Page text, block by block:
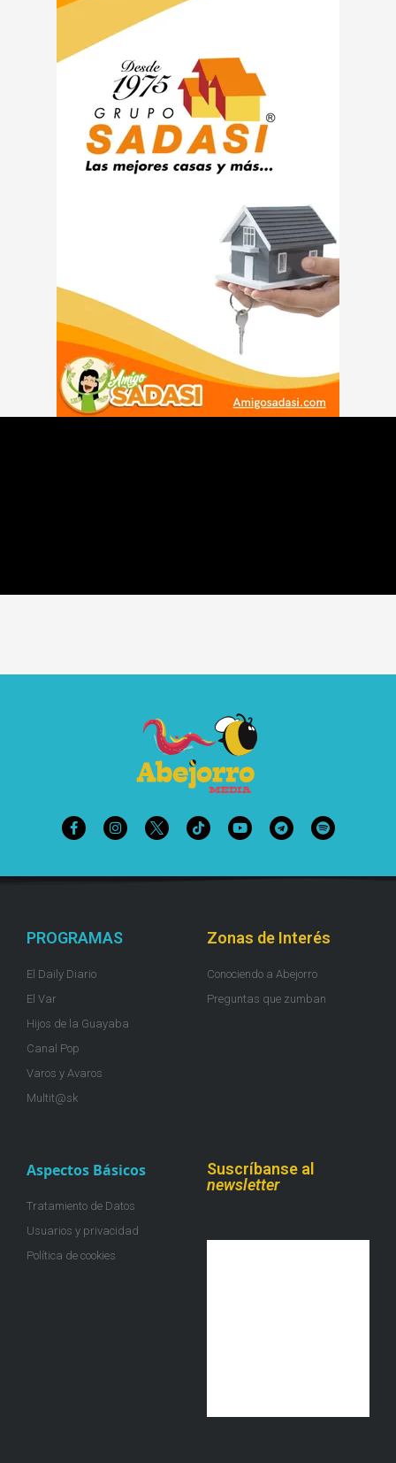
PROGRAMAS
El Daily Diario
El Var
Hijos de la Guayaba
Canal Pop
Varos y Avaros
Multit@sk
Zonas de Interés
Conociendo a Abejorro
Preguntas que zumban
Aspectos Básicos
Tratamiento de Datos
Usuarios y privacidad
Política de cookies
Suscríbanse al
newsletter